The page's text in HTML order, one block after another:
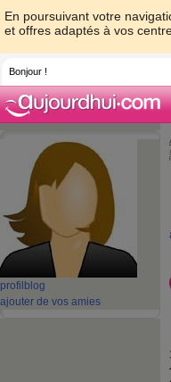
En poursuivant votre
et offres adaptés à vos
Bonjour !
profil blog
ajouter de vos amies